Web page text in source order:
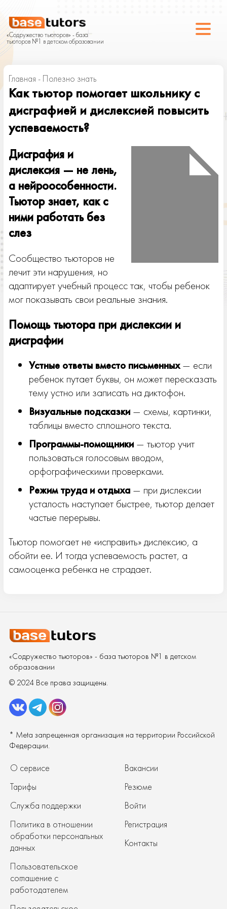
«Содружество тьюторов» - база
тьюторов №1 в детском образовании
Главная - Полезно знать
Как тьютор помогает школьнику с
дисграфией и дислексией повысить
успеваемость?
Дисграфия и
дислексия — не лень,
а нейроособенности.
Тьютор знает, как с
ними работать без
слез
Сообщество тьюторов не
лечит эти нарушения, но
адаптирует учебный процесс так, чтобы ребенок
мог показывать свои реальные знания.
Помощь тьютора при дислексии и
дисграфии
Устные ответы вместо письменных— если
ребенок путает буквы, он может пересказать
тему устно или записать на диктофон.
Визуальные подсказки— схемы, картинки,
таблицы вместо сплошного текста.
Программы-помощники— тьютор учит
пользоваться голосовым вводом,
орфографическими проверками.
Режим труда и отдыха— при дислексии
усталость наступает быстрее, тьютор делает
частые перерывы.
Тьютор помогает не «исправить» дислексию, а
обойти ее. И тогда успеваемость растет, а
самооценка ребенка не страдает.
«Содружество тьюторов» - база тьюторов №1 в детском
образовании
© 2024 Все права защищены.
* Meta запрещенная организация на территории Российской
Федерации.
О сервисе
Тарифы
Служба поддержки
Политика в отношении
обработки персональных
данных
Пользовательское
соглашение с
работодателем
Вакансии
Резюме
Войти
Регистрация
Контакты